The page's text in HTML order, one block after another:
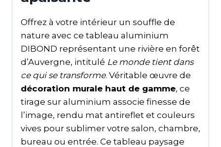
Offrez à votre intérieur un souffle de
nature avec ce tableau aluminium
DIBOND représentant une rivière en forêt
d’Auvergne, intitulé Le monde tient dans
ce qui se transforme. Véritable œuvre de
décoration murale haut de gamme, ce
tirage sur aluminium associe finesse de
l’image, rendu mat antireflet et couleurs
vives pour sublimer votre salon, chambre,
bureau ou entrée. Ce tableau paysage